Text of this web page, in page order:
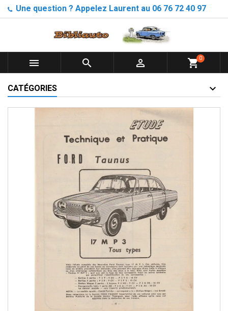
Une question ? Appelez Laurent au 06 76 72 40 97
   shopping_cart0
CATÉGORIES